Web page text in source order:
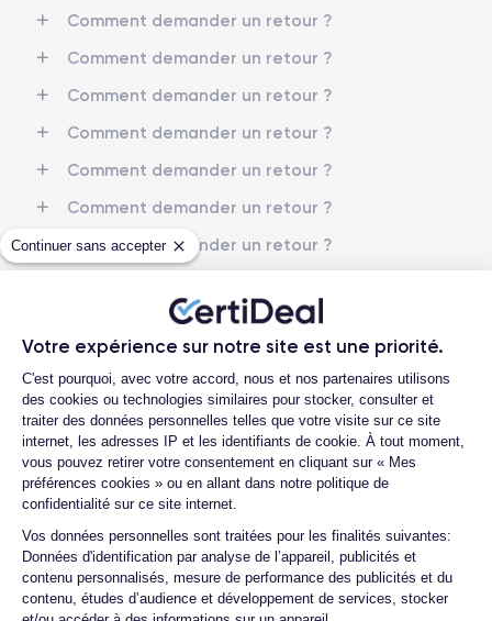
Continuer sans accepter
Votre expérience sur notre site est une priorité.
Plateforme de Gestion du
C'est pourquoi, avec votre accord, nous et nos partenaires utilisons
des cookies ou technologies similaires pour stocker, consulter et
traiter des données personnelles telles que votre visite sur ce site
internet, les adresses IP et les identifiants de cookie. À tout moment,
vous pouvez retirer votre consentement en cliquant sur « Mes
préférences cookies » ou en allant dans notre politique de
confidentialité sur ce site internet.
Vos données personnelles sont traitées pour les finalités suivantes:
Données d'identification par analyse de l’appareil, publicités et
contenu personnalisés, mesure de performance des publicités et du
contenu, études d’audience et développement de services, stocker
Axeptio consent
Comment demander un retour ?
Comment demander un retour ?
Comment demander un retour ?
Comment demander un retour ?
Comment demander un retour ?
Comment demander un retour ?
Comment demander un retour ?
Quelles garanties offrez-vous sur vos
produits ?
Quelles garanties offrez-vous sur vos
produits ?
Quelles garanties offrez-vous sur vos
produits ?
Quelles garanties offrez-vous sur vos
produits ?
Quelles garanties offrez-vous sur vos
produits ?